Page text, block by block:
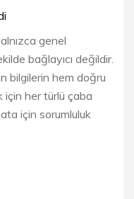
genel
bağlayıcı değildir.
bilgilerin hem doğru
için her türlü çaba
için sorumluluk